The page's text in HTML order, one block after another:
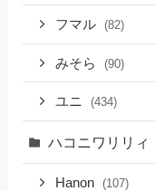
フマル (82)
みそら (90)
ユニ (434)
ハコニワリリィ
Hanon (107)